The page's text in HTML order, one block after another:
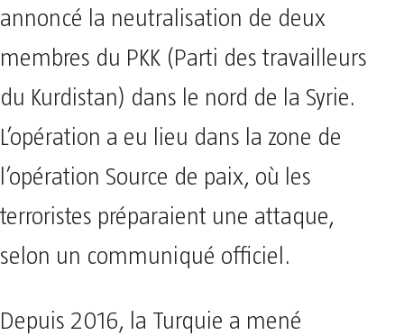
annoncé la neutralisation de deux
membres du PKK (Parti des travailleurs
du Kurdistan) dans le nord de la Syrie.
L’opération a eu lieu dans la zone de
l’opération Source de paix, où les
terroristes préparaient une attaque,
selon un communiqué officiel.
Depuis 2016, la Turquie a mené